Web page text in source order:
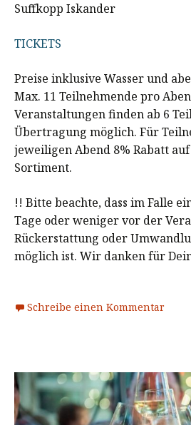
Suffkopp Iskander
TICKETS
Preise inklusive Wasser und
Max. 11 Teilnehmende pro
Veranstaltungen finden ab 6
Übertragung möglich. Für
jeweiligen Abend 8% Rabatt auf
Sortiment.
!! Bitte beachte, dass im Falle
Tage oder weniger vor der
Rückerstattung oder
möglich ist. Wir danken für
Schreibe einen Kommentar